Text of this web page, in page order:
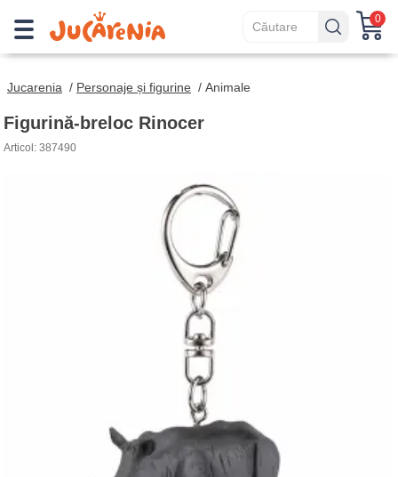
0
Jucarenia / Personaje și figurine / Animale
Figurină-breloc Rinocer
Articol: 387490